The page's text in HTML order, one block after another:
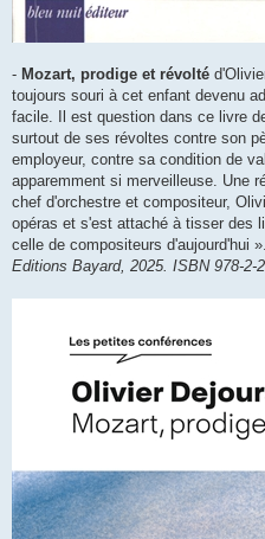
- Mozart, prodige et révolté
toujours souri à cet enfant devenu
facile. Il est question dans ce livre
surtout de ses révoltes contre son
employeur, contre sa condition de
apparemment si merveilleuse. Une
chef d'orchestre et compositeur,
opéras et s'est attaché à tisser des
celle de compositeurs d'aujourd'hui ».
Editions Bayard, 2025. ISBN 978-2-